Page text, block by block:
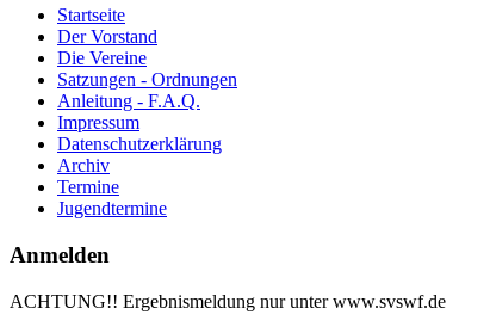
Startseite
Der Vorstand
Die Vereine
Satzungen - Ordnungen
Anleitung - F.A.Q.
Impressum
Datenschutzerklärung
Archiv
Termine
Jugendtermine
Anmelden
ACHTUNG!! Ergebnismeldung nur unter www.svswf.de